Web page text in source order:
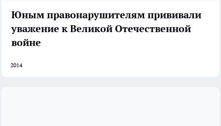
Юным правонарушителям прививали
уважение к Великой Отечественной
войне
2014